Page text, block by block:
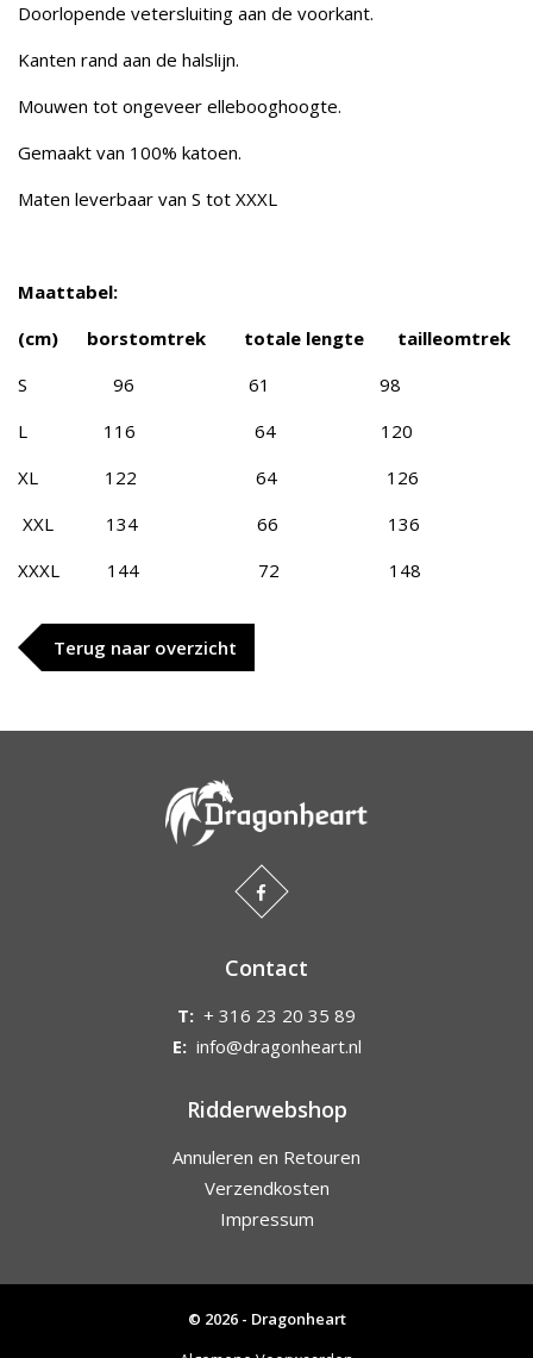
Doorlopende vetersluiting aan de voorkant.
Kanten rand aan de halslijn.
Mouwen tot ongeveer ellebooghoogte.
Gemaakt van 100% katoen.
Maten leverbaar van S tot XXXL
Maattabel:
(cm) borstomtrek totale lengte tailleomtrek
S 96 61 98
L 116 64 120
XL 122 64 126
XXL 134 66 136
XXXL 144 72 148
Terug naar overzicht
Contact
T: + 316 23 20 35 89
E: info@dragonheart.nl
Ridderwebshop
Annuleren en Retouren
Verzendkosten
Impressum
© 2026 - Dragonheart